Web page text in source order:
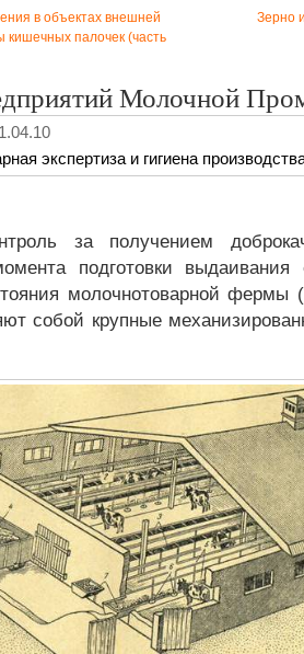
в объектах внешней
кишечных палочек (часть
Зерно
Молочной
экспертиза и гигиена
за получением
подготовки
молочнотоварной
собой крупные